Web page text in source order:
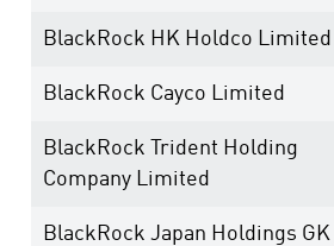
BlackRock HK Holdco Limited
BlackRock Cayco Limited
BlackRock Trident Holding
Company Limited
BlackRock Japan Holdings GK